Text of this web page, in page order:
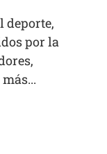
deporte,
por la